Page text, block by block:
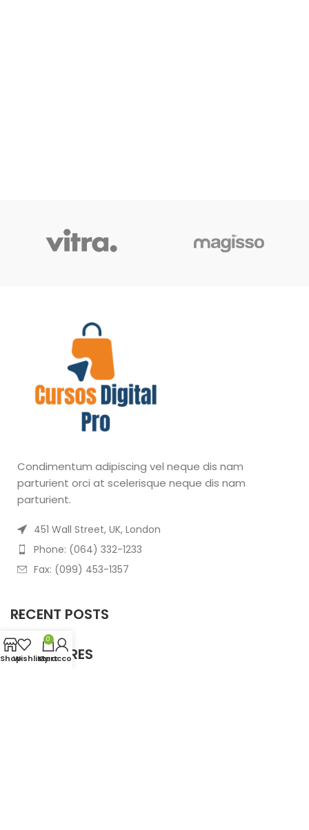
Condimentum adipiscing vel neque dis nam
parturient orci at scelerisque neque dis nam
parturient.
451 Wall Street, UK, London
Phone: (064) 332-1233
Fax: (099) 453-1357
RECENT POSTS
OUR STORES
ShopWishlist
0
Cart
My account